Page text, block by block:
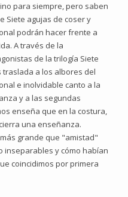
para siempre, pero saben
Siete agujas de coser y
podrán hacer frente a
A través de la
de la trilogía Siete
traslada a los albores del
e inolvidable canto a la
y a las segundas
enseña que en la costura,
una enseñanza.
grande que "amistad"
inseparables y cómo habían
coincidimos por primera